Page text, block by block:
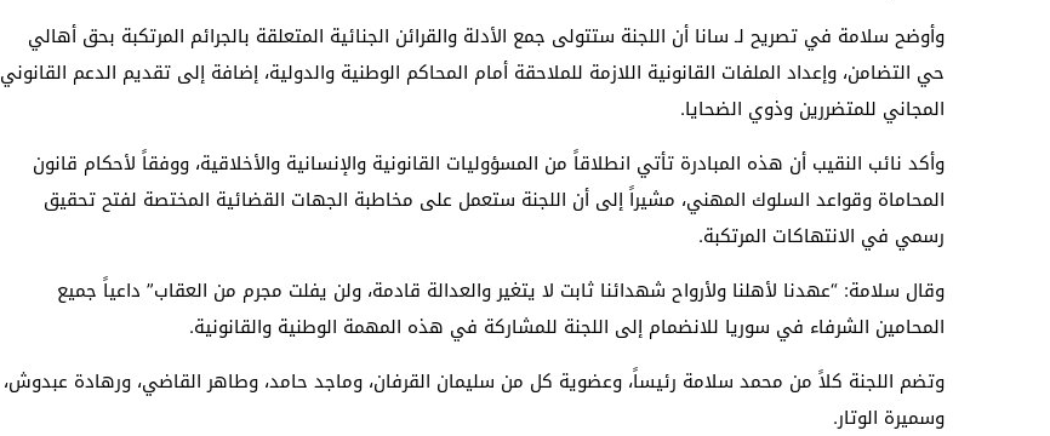
وأوضح سلامة في تصريح لـ سانا أن اللجنة ستتولى جمع الأدلة والقرائن ‏الجنائية المتعلقة بالجرائم المرتكبة بحق أهالي
حي التضامن، وإعداد الملفات القانونية ‏اللازمة للملاحقة أمام المحاكم الوطنية والدولية، إضافة إلى تقديم الدعم القانوني
المجاني ‏للمتضررين وذوي الضحايا.‏
وأكد نائب النقيب أن هذه المبادرة تأتي انطلاقاً من المسؤوليات القانونية والإنسانية ‏والأخلاقية، ووفقاً لأحكام قانون
المحاماة وقواعد السلوك المهني، مشيراً إلى أن اللجنة ‏ستعمل على مخاطبة الجهات القضائية المختصة لفتح تحقيق
رسمي في الانتهاكات ‏المرتكبة.‏
وقال سلامة: “عهدنا لأهلنا ولأرواح شهدائنا ثابت لا يتغير والعدالة قادمة، ولن يفلت ‏مجرم من العقاب” داعياً جميع
المحامين الشرفاء في سوريا للانضمام إلى اللجنة ‏للمشاركة في هذه المهمة الوطنية والقانونية.‏
وتضم اللجنة كلاً من محمد سلامة رئيساً، وعضوية كل من سليمان القرفان، وماجد ‏حامد، وطاهر القاضي، ورهادة عبدوش،
وسميرة الوتار.‏